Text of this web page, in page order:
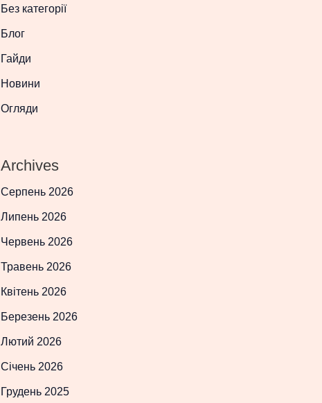
Без категорії
Блог
Гайди
Новини
Огляди
Archives
Серпень 2026
Липень 2026
Червень 2026
Травень 2026
Квітень 2026
Березень 2026
Лютий 2026
Січень 2026
Грудень 2025